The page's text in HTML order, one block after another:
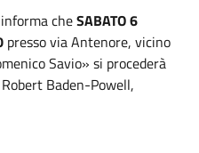
cheSABATO 6
presso via Antenore, vicino
Savio» si procederà
Baden-Powell,